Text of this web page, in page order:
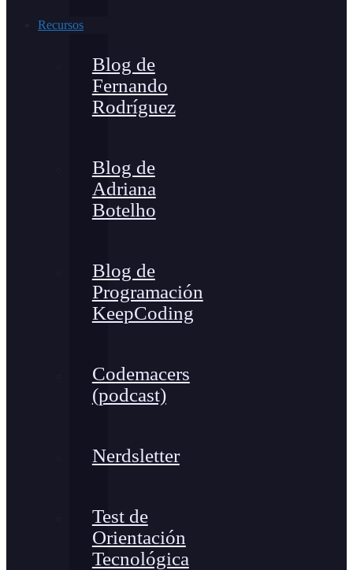
Recursos
Blog de
Fernando
Rodríguez
Blog de
Adriana
Botelho
Blog de
Programación
KeepCoding
Codemacers
(podcast)
Nerdsletter
Test de
Orientación
Tecnológica